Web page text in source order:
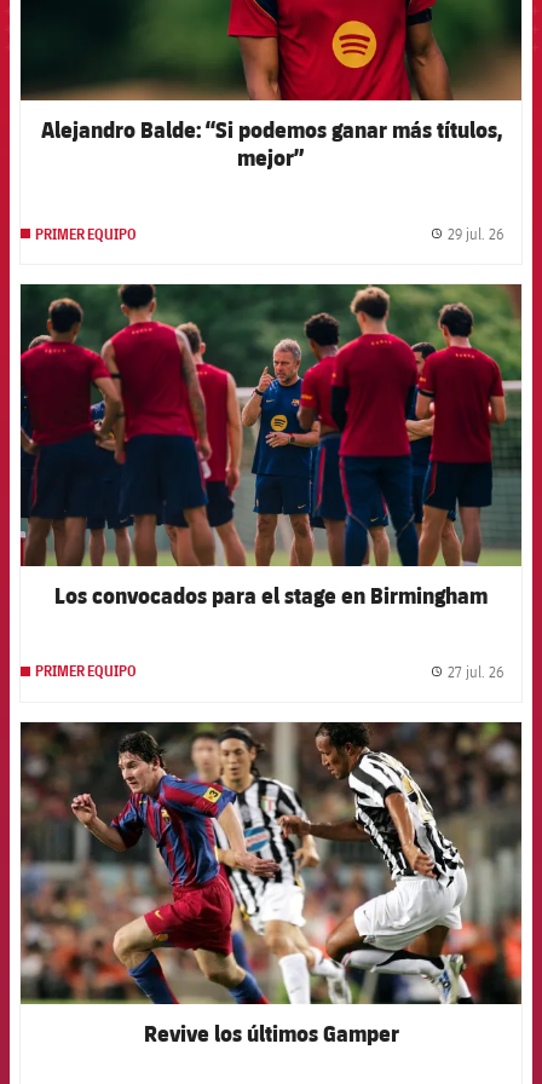
Alejandro Balde: “Si podemos ganar más títulos,
mejor”
PRIMER EQUIPO 29 jul. 26
FCB Barcelona badge
Los convocados para el stage en Birmingham
PRIMER EQUIPO 27 jul. 26
FCB Barcelona badge
Revive los últimos Gamper